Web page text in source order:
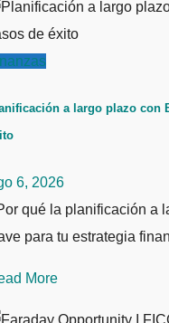
a largo plazo con
6, 2026
qué la planificación a
para tu estrategia
More